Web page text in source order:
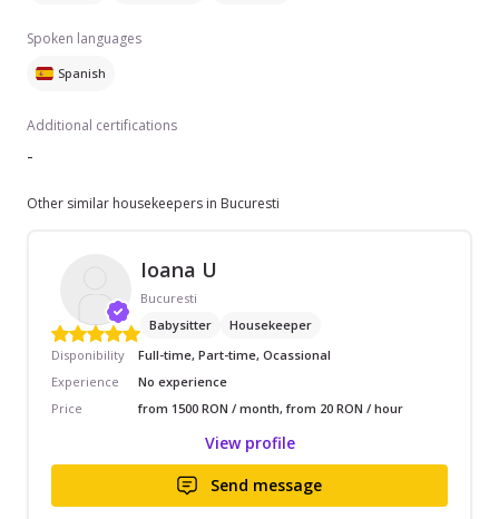
Spoken languages
Spanish
Additional certifications
-
Other similar housekeepers in Bucuresti
Ioana U
Bucuresti
Babysitter
Housekeeper
Disponibility
Full-time, Part-time, Ocassional
Experience
No experience
Price
from 1500 RON / month, from 20 RON / hour
View profile
Send message